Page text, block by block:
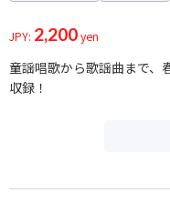
JPY: 2,200yen
童謡唱歌から歌謡曲まで、
収録！